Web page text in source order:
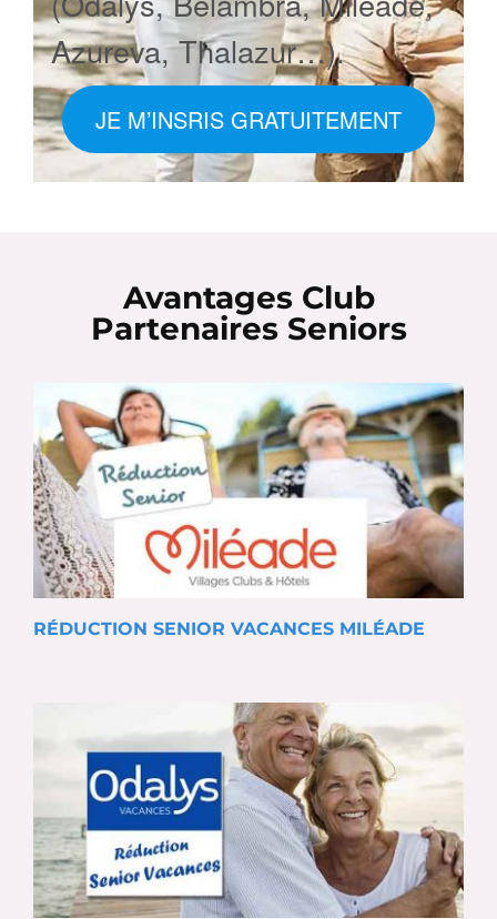
Azureva, Thalazur…).
JE M’INSRIS GRATUITEMENT
Avantages Club
Partenaires Seniors
RÉDUCTION SENIOR VACANCES MILÉADE